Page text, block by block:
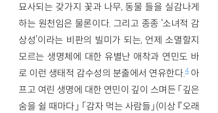
묘사되는 갖가지 꽃과 나무, 동물 들을 실감나게
하는 원천임은 물론이다. 그리고 종종 ‘소녀적 감
상성’이라는 비판의 빌미가 되는, 언제 소멸할지
모르는 생명체에 대한 유별난 애착과 연민도 바
로 이런 생태적 감수성의 분출에서 연유한다.4아
프고 여린 생명에 대한 연민이 깊이 스며든 「깊은
숨을 쉴 때마다」 「감자 먹는 사람들」(이상 『오래